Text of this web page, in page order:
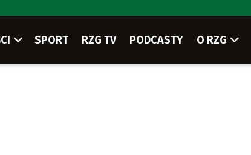
SPORT RZG TV PODCASTY O RZG